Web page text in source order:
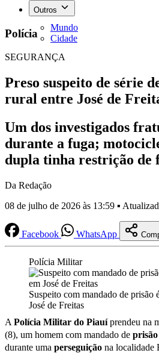
Outros
Mundo
Cidade
Polícia
SEGURANÇA
Preso suspeito de série
rural entre José de
Um dos investigados
durante a fuga;
dupla tinha restrição de
Da Redação
08 de julho de 2026 às 13:59 ▪
Facebook WhatsApp
Polícia Militar
Suspeito com mandado de prisão
José de Freitas
A Polícia Militar do Piauíprendeu na
(8), um homem com mandado de prisão
durante uma perseguição na localidade